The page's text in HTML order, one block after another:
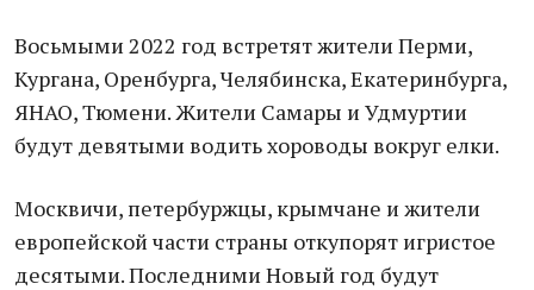
Восьмыми 2022 год встретят жители Перми,
Кургана, Оренбурга, Челябинска, Екатеринбурга,
ЯНАО, Тюмени. Жители Самары и Удмуртии
будут девятыми водить хороводы вокруг елки.
Москвичи, петербуржцы, крымчане и жители
европейской части страны откупорят игристое
десятыми. Последними Новый год будут